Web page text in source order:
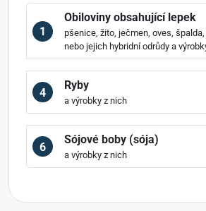
1
Obiloviny obsahující lepek
pšenice, žito, ječmen, oves,
nebo jejich hybridní odrůdy a
4
Ryby
a výrobky z nich
6
Sójové boby (sója)
a výrobky z nich